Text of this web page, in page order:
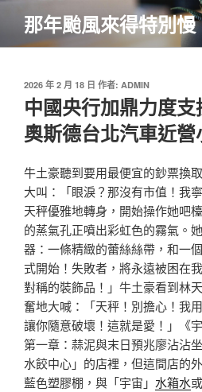
主
那年颱風來得特別慢
發
於
2026 年 2 月 18 日 作者: ADMIN
中國央行加鼎力度
奧斯德台北汽車近
牛土豪聽到要用最便宜的鈔票換
大叫：「眼淚？那沒有市值！我
天秤優雅地轉身，開始操作她吧
的蒸氣孔正噴出彩虹色的霧氣。
器：一條精緻的蕾絲絲帶，和一
式開始！失敗者，將永遠被困在
對稱的裝飾品！」牛土豪看到林
奮地大喊：「天秤！別擔心！我
讓你隨意破壞！這就是愛！」《
第一章：蒜泥與末日預兆廖沾沾
水餃中心」的店裡，但這間店的
藍色塑膠棚，與「宇宙」 水箱水